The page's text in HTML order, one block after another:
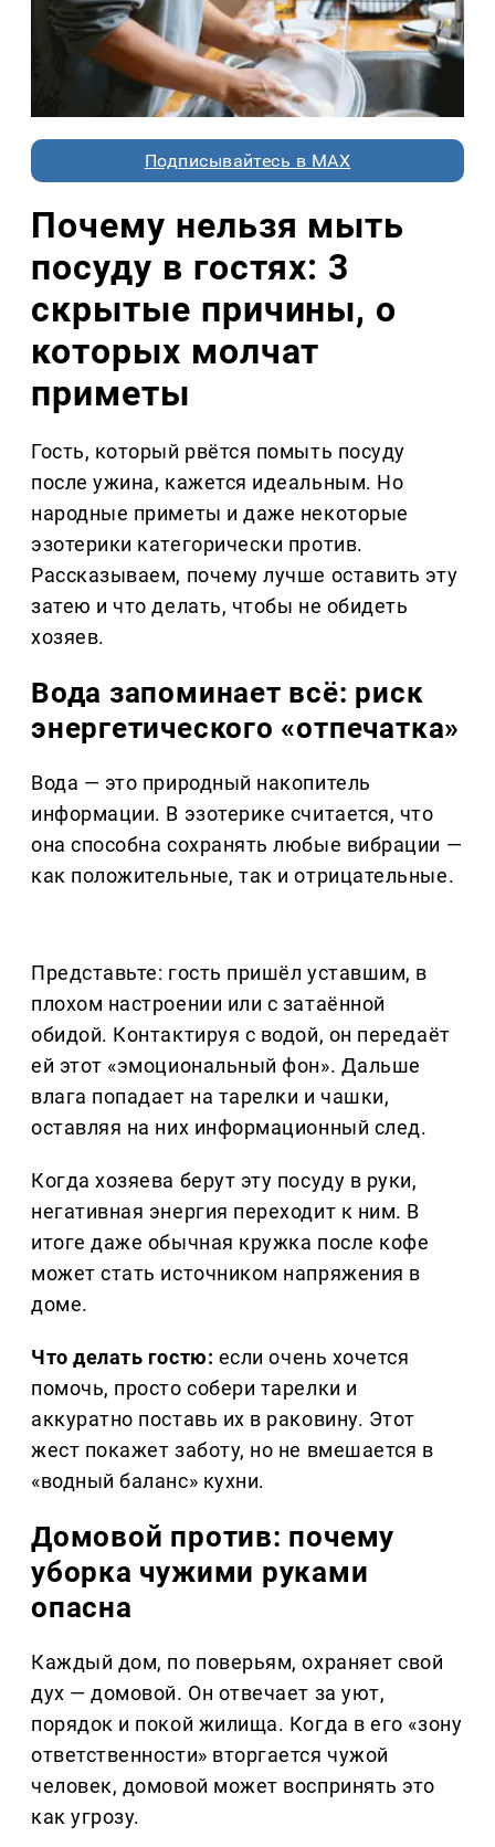
Подписывайтесь в MAX
Почему нельзя мыть
посуду в гостях: 3
скрытые причины, о
которых молчат
приметы
Гость, который рвётся помыть посуду
после ужина, кажется идеальным. Но
народные приметы и даже некоторые
эзотерики категорически против.
Рассказываем, почему лучше оставить эту
затею и что делать, чтобы не обидеть
хозяев.
Вода запоминает всё: риск
энергетического «отпечатка»
Вода — это природный накопитель
информации. В эзотерике считается, что
она способна сохранять любые вибрации —
как положительные, так и отрицательные.
Представьте: гость пришёл уставшим, в
плохом настроении или с затаённой
обидой. Контактируя с водой, он передаёт
ей этот «эмоциональный фон». Дальше
влага попадает на тарелки и чашки,
оставляя на них информационный след.
Когда хозяева берут эту посуду в руки,
негативная энергия переходит к ним. В
итоге даже обычная кружка после кофе
может стать источником напряжения в
доме.
Что делать гостю: если очень хочется
помочь, просто собери тарелки и
аккуратно поставь их в раковину. Этот
жест покажет заботу, но не вмешается в
«водный баланс» кухни.
Домовой против: почему
уборка чужими руками
опасна
Каждый дом, по поверьям, охраняет свой
дух — домовой. Он отвечает за уют,
порядок и покой жилища. Когда в его «зону
ответственности» вторгается чужой
человек, домовой может воспринять это
как угрозу.